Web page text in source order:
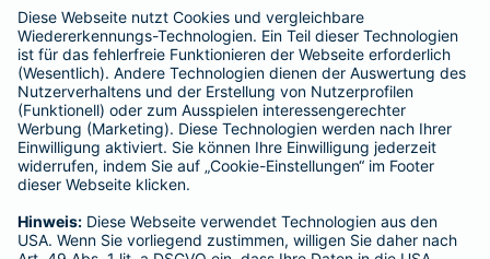
BELIEBTE SEITEN
Kranken-Zusatzversicherung
Tierversicherungen
Haftpflichtversicherung
Hausratversicherung
Adresse ändern